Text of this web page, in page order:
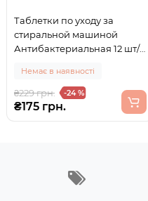
Таблетки по уходу за
стиральной машиной
Антибактериальная 12 шт/
Немає в наявності
₴229 грн. -24 %
₴175 грн.